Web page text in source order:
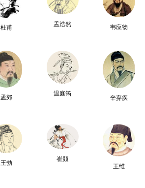
杜甫
孟浩然 韦应物
孟郊
温庭筠
辛弃疾
王勃
崔颢
王维